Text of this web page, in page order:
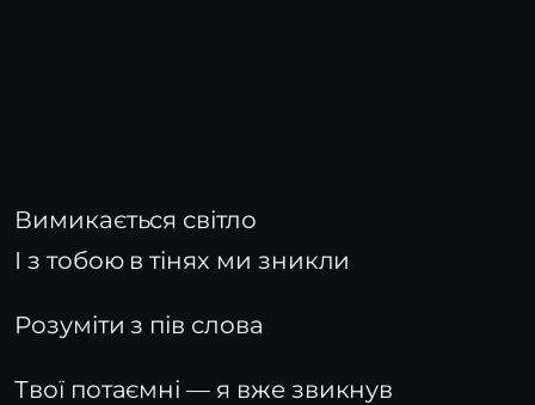
Вимикається світло
І з тобою в тінях ми зникли
Розуміти з пів слова
Твої потаємні — я вже звикнув